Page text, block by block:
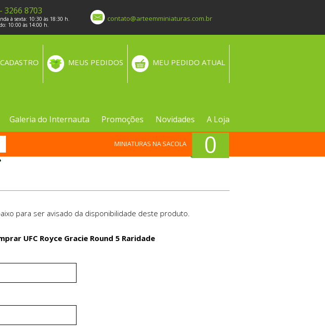
3266 8703
à sexta: 10:30 às 18:30 h.
10:00 às 14:00 h.
contato@arteemminiaturas.com.br
MEU PEDIDO ATUAL
MEUS PEDIDOS
Galeria do Internauta Promoções Novidades A Loja
0
MINIATURAS NA SACOLA
para ser avisado da disponibilidade deste produto.
UFC Royce Gracie Round 5 Raridade